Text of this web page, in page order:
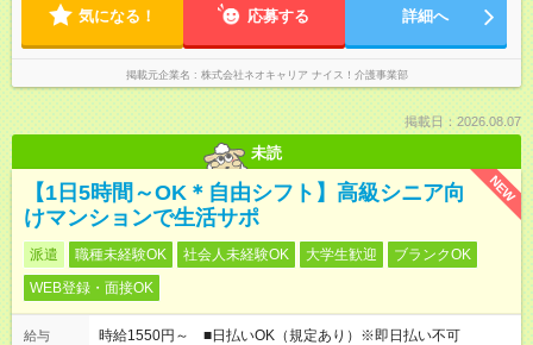
気になる！ 応募する 詳細へ
掲載元企業名 株式会社ネオキャリア ナイス！介護事業部
掲載日：2026.08.07
未読
NEW
【1日5時間～OK＊自由シフト】高級シニア向
けマンションで生活サポ
派遣 職種未経験OK 社会人未経験OK 大学生歓迎
ブランクOK
WEB登録・面接OK
給与
時給1550円～ ■日払いOK（規定あり）※即日払い不可